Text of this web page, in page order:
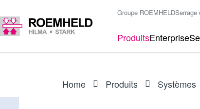
Groupe ROEMHELDSerrage
ProduitsEnterprise
Home Produits Systèmes